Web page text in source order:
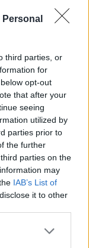
third parties, or
for
opt-out
that after your
seeing
utilized by
parties prior to
the further
parties on the
may
IAB’s List of
it to other
Κλεωνές!